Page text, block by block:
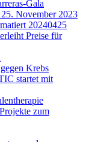
Gala
November 2023
20240425
Preise für
Krebs
startet mit
zum